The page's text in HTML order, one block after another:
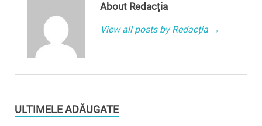
About Redacția
View all posts by Redacția →
ULTIMELE ADĂUGATE